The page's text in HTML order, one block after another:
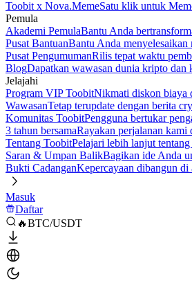
Toobit x Nova.MemeSatu klik untuk
Pemula
Akademi PemulaBantu Anda
Pusat BantuanBantu Anda
Pusat PengumumanRilis tepat waktu
BlogDapatkan wawasan dunia kripto dan
Jelajahi
Program VIP ToobitNikmati diskon biaya
WawasanTetap terupdate dengan berita
Komunitas ToobitPengguna bertukar
3 tahun bersamaRayakan perjalanan kami
Tentang ToobitPelajari lebih lanjut
Saran & Umpan BalikBagikan ide Anda
Bukti CadanganKepercayaan dibangun di
Masuk
Daftar
🔥BTC/USDT